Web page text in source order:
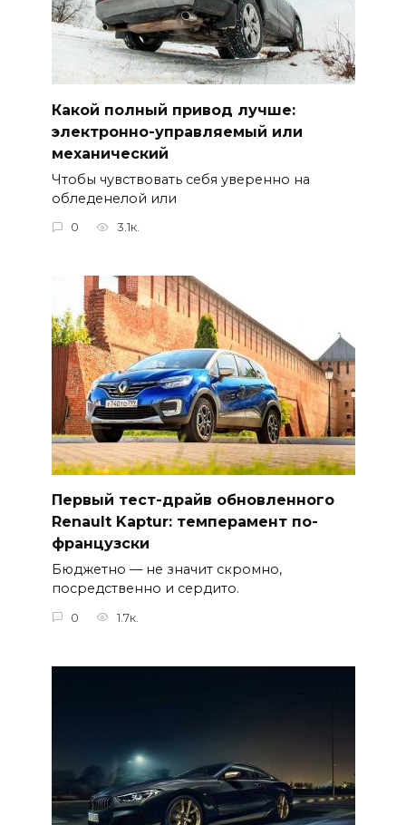
Какой полный привод лучше:
электронно-управляемый или
механический
Чтобы чувствовать себя уверенно на
обледенелой или
0 3.1к.
Первый тест-драйв обновленного
Renault Kaptur: темперамент по-
французски
Бюджетно — не значит скромно,
посредственно и сердито.
0 1.7к.